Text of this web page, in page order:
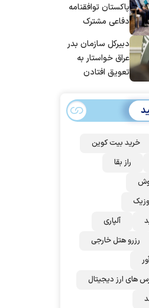
پاکستان توافقنامه
دفاعی مشترک
دبیرکل سازمان بدر
عراق خواستار به
تعویق افتادن
عربستان و آمریکا
شد
خرید بیت کوین
راز بقا
آلپاری
رزرو هتل خارجی
های ارز دیجیتال